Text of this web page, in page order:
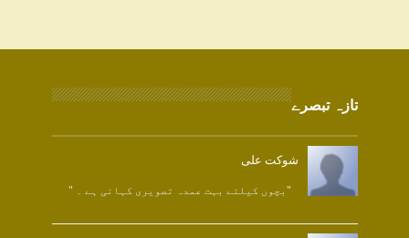
تازہ تبصرے
شوکت علی
"بچوں کیلئے بہت عمدہ تصویری کہانی ہے ۔ "